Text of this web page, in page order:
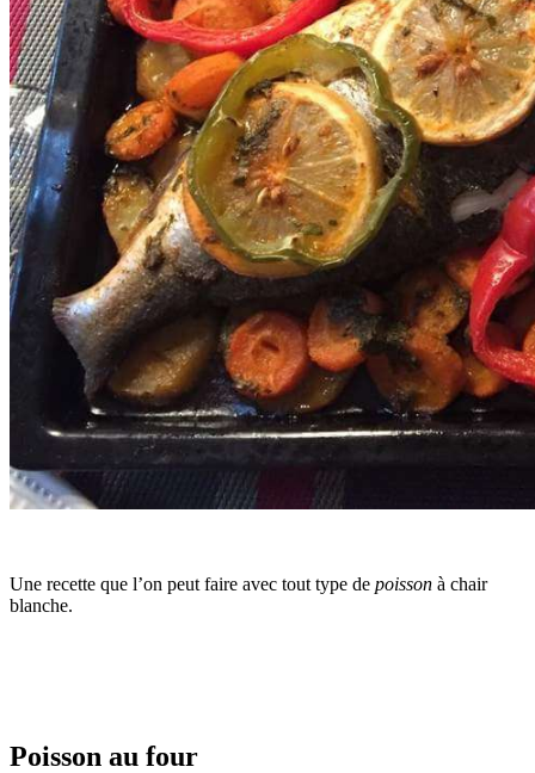
Une recette que l’on peut faire avec tout type de poisson à chair
blanche.
Poisson au four